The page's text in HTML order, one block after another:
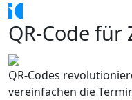
QR-Code für
QR-Codes
vereinfachen die